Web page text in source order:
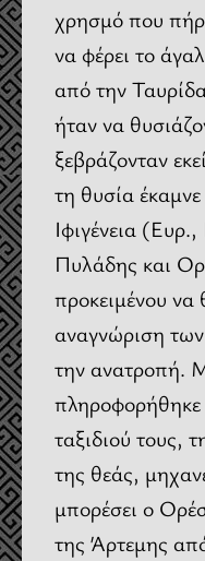
χρησμό που
να φέρει το
από την
ήταν να
ξεβράζονταν
τη θυσία
Ιφιγένεια
Πυλάδης και
προκειμένου
αναγνώριση
την ανατροπή.
πληροφορήθηκε
ταξιδιού τους,
της θεάς,
μπορέσει ο
της Άρτεμης